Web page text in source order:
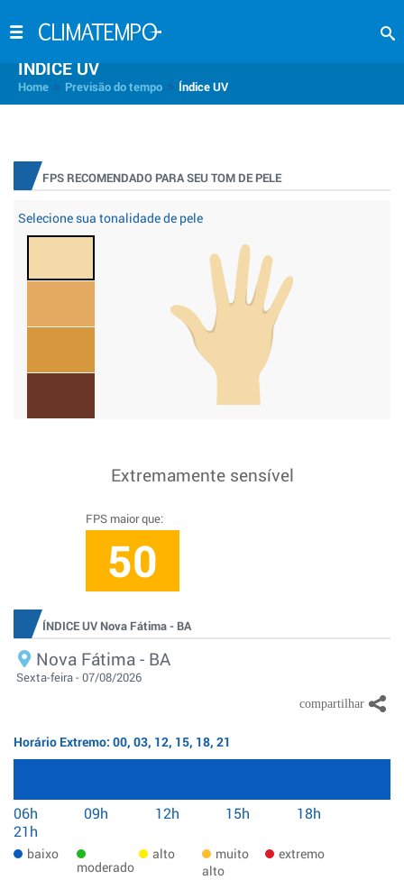
INDICE UV
Home Previsão do tempo Índice UV
FPS RECOMENDADO PARA SEU TOM DE PELE
Selecione sua tonalidade de pele
Extremamente sensível
FPS maior que:
50
ÍNDICE UV Nova Fátima - BA
Nova Fátima - BA
Sexta-feira - 07/08/2026
Horário Extremo: 00, 03, 12, 15, 18, 21
06h 09h 12h 15h
18h
21h
baixo
moderado
alto
muito
alto
extremo